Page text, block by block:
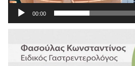
00:00